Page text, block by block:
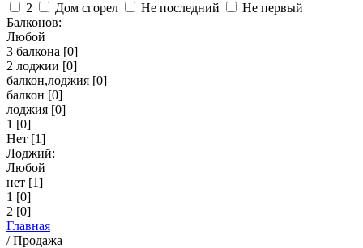
2 Дом сгорел Не последний
Не первый
Балконов:
Любой
3 балкона [0]
2 лоджии [0]
балкон,лоджия [0]
балкон [0]
лоджия [0]
1 [0]
Нет [1]
Лоджий:
Любой
нет [1]
1 [0]
2 [0]
Главная
/Продажа